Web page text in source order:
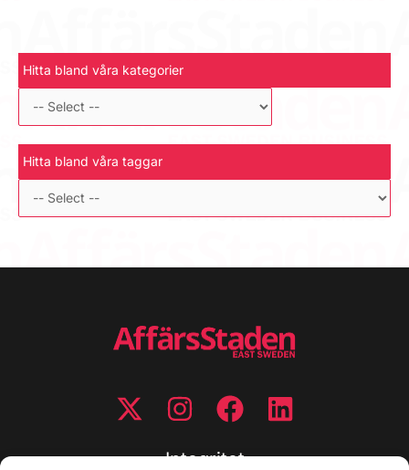
Hitta bland våra kategorier
Hitta bland våra taggar
Integritet